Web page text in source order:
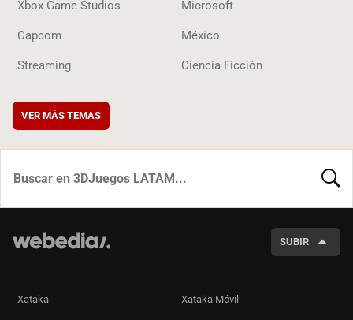
Xbox Game Studios Microsoft
Capcom México
Streaming Ciencia Ficción
VER MÁS TEMAS
SUBIR
Xataka Xataka Móvil